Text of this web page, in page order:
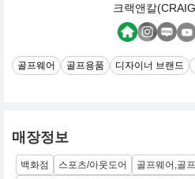
크랙앤칼
골프웨어 골프용품 디자이너 브랜드
매장정보
백화점 스포츠/아웃도어 골프웨어,골